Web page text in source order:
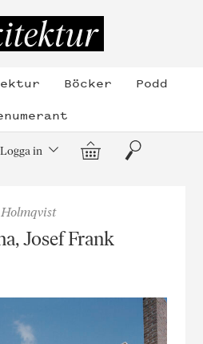
Böcker
Podd
Logga in Varukorg
Sök
Josef Frank